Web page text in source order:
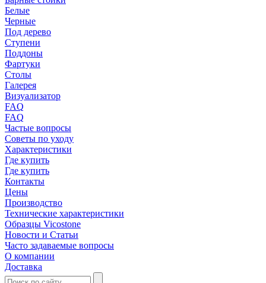
Белые
Черные
Под дерево
Ступени
Поддоны
Фартуки
Столы
Галерея
Визуализатор
FAQ
FAQ
Частые вопросы
Советы по уходу
Характеристики
Где купить
Где купить
Контакты
Цены
Производство
Технические характеристики
Образцы Vicostone
Новости и Статьи
Часто задаваемые вопросы
О компании
Доставка